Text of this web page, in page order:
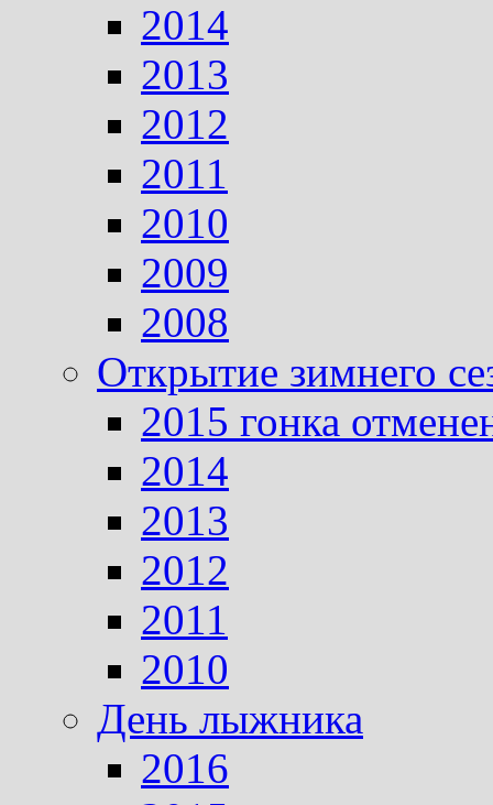
2014
2013
2012
2011
2010
2009
2008
Открытие зимнего
2015 гонка
2014
2013
2012
2011
2010
День лыжника
2016